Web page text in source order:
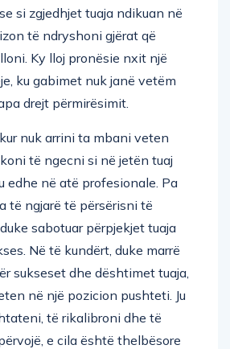
si zgjedhjet tuaja ndikuan në
të ndryshoni gjërat që
Ky lloj pronësie nxit një
ku gabimet nuk janë vetëm
drejt përmirësimit.
nuk arrini ta mbani veten
të ngecni si në jetën tuaj
edhe në atë profesionale. Pa
të ngjarë të përsërisni të
sabotuar përpjekjet tuaja
Në të kundërt, duke marrë
sukseset dhe dështimet tuaja,
në një pozicion pushteti. Ju
të rikalibroni dhe të
e cila është thelbësore